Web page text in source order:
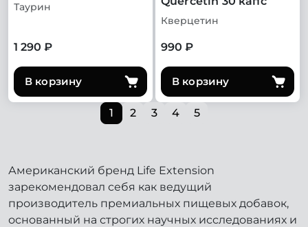
Таурин
1 290 ₽
В корзину
Кверцетин
990 ₽
В корзину
1 2 3 4 5
Американский бренд Life Extension
зарекомендовал себя как ведущий
производитель премиальных пищевых добавок,
основанный на строгих научных исследованиях и